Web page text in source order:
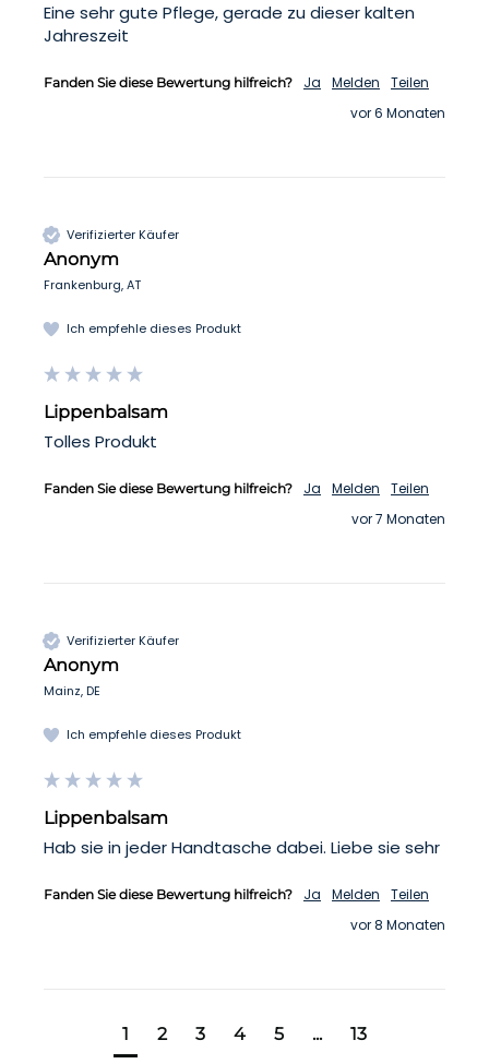
Eine sehr gute Pflege, gerade zu dieser kalten
Jahreszeit
Fanden Sie diese Bewertung hilfreich? Ja Melden
Teilen
vor 6 Monaten
Verifizierter Käufer
Anonym
Frankenburg, AT
Ich empfehle dieses Produkt
Lippenbalsam
Tolles Produkt
Fanden Sie diese Bewertung hilfreich? Ja Melden
Teilen
vor 7 Monaten
Verifizierter Käufer
Anonym
Mainz, DE
Ich empfehle dieses Produkt
Lippenbalsam
Hab sie in jeder Handtasche dabei. Liebe sie sehr
Fanden Sie diese Bewertung hilfreich? Ja Melden
Teilen
vor 8 Monaten
1 2 3 4 5 ... 13